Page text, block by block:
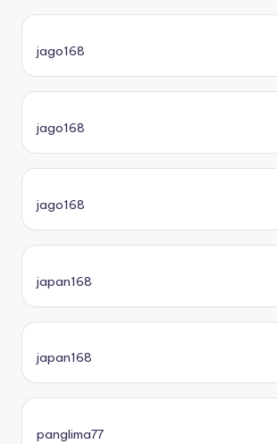
jago168
jago168
jago168
japan168
japan168
panglima77